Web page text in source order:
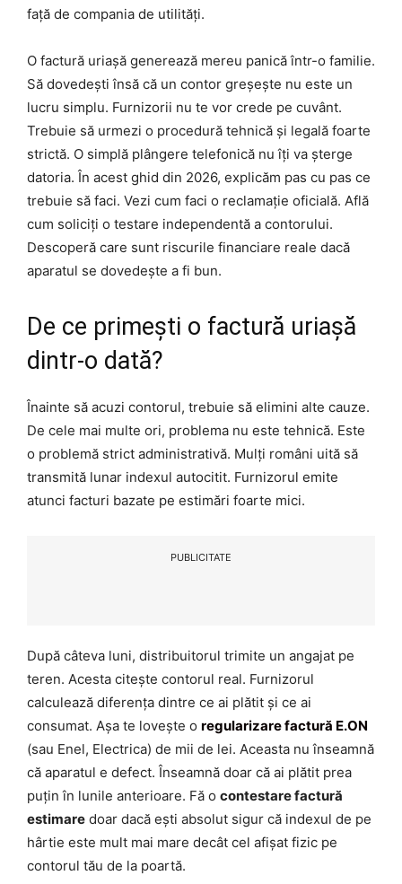
față de compania de utilități.
O factură uriașă generează mereu panică într-o familie.
Să dovedești însă că un contor greșește nu este un
lucru simplu. Furnizorii nu te vor crede pe cuvânt.
Trebuie să urmezi o procedură tehnică și legală foarte
strictă. O simplă plângere telefonică nu îți va șterge
datoria. În acest ghid din 2026, explicăm pas cu pas ce
trebuie să faci. Vezi cum faci o reclamație oficială. Află
cum soliciți o testare independentă a contorului.
Descoperă care sunt riscurile financiare reale dacă
aparatul se dovedește a fi bun.
De ce primești o factură uriașă
dintr-o dată?
Înainte să acuzi contorul, trebuie să elimini alte cauze.
De cele mai multe ori, problema nu este tehnică. Este
o problemă strict administrativă. Mulți români uită să
transmită lunar indexul autocitit. Furnizorul emite
atunci facturi bazate pe estimări foarte mici.
PUBLICITATE
După câteva luni, distribuitorul trimite un angajat pe
teren. Acesta citește contorul real. Furnizorul
calculează diferența dintre ce ai plătit și ce ai
consumat. Așa te lovește o regularizare factură E.ON
(sau Enel, Electrica) de mii de lei. Aceasta nu înseamnă
că aparatul e defect. Înseamnă doar că ai plătit prea
puțin în lunile anterioare. Fă o contestare factură
estimare doar dacă ești absolut sigur că indexul de pe
hârtie este mult mai mare decât cel afișat fizic pe
contorul tău de la poartă.